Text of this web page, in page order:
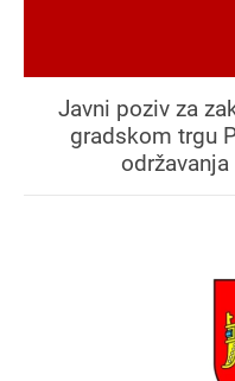
Javni poziv za
gradskom trgu